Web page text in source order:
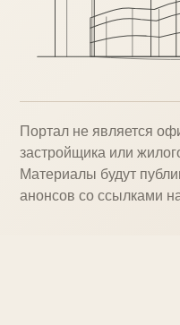
Портал не является
застройщика или
Материалы будут
анонсов со ссылками